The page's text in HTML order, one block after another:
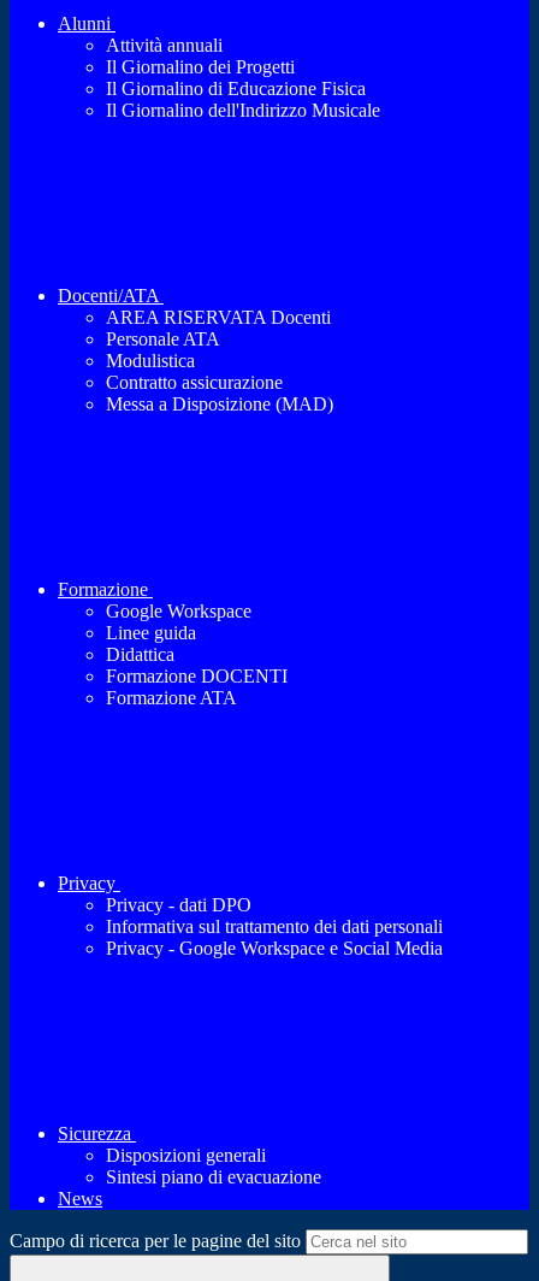
Alunni
Attività annuali
Il Giornalino dei Progetti
Il Giornalino di Educazione Fisica
Il Giornalino dell'Indirizzo Musicale
Docenti/ATA
AREA RISERVATA Docenti
Personale ATA
Modulistica
Contratto assicurazione
Messa a Disposizione (MAD)
Formazione
Google Workspace
Linee guida
Didattica
Formazione DOCENTI
Formazione ATA
Privacy
Privacy - dati DPO
Informativa sul trattamento dei dati personali
Privacy - Google Workspace e Social Media
Sicurezza
Disposizioni generali
Sintesi piano di evacuazione
News
Campo di ricerca per le pagine del sito